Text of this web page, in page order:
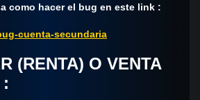
como hacer el bug en este link :
cuenta-secundaria
(RENTA) O VENTA